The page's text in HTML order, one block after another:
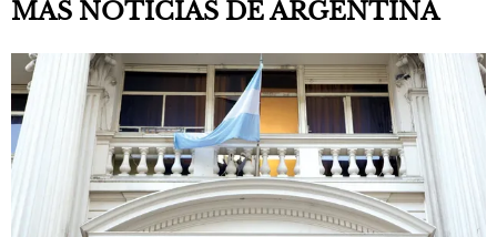
MÁS NOTICIAS DE ARGENTINA